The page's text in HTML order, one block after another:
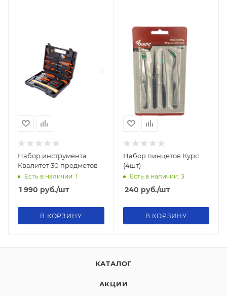
Набор инструмента
Квалитет 30 предметов
Есть в наличии: 1
1 990 руб./шт
В КОРЗИНУ
Набор пинцетов Курс
(4шт)
Есть в наличии: 3
240 руб./шт
В КОРЗИНУ
КАТАЛОГ
АКЦИИ